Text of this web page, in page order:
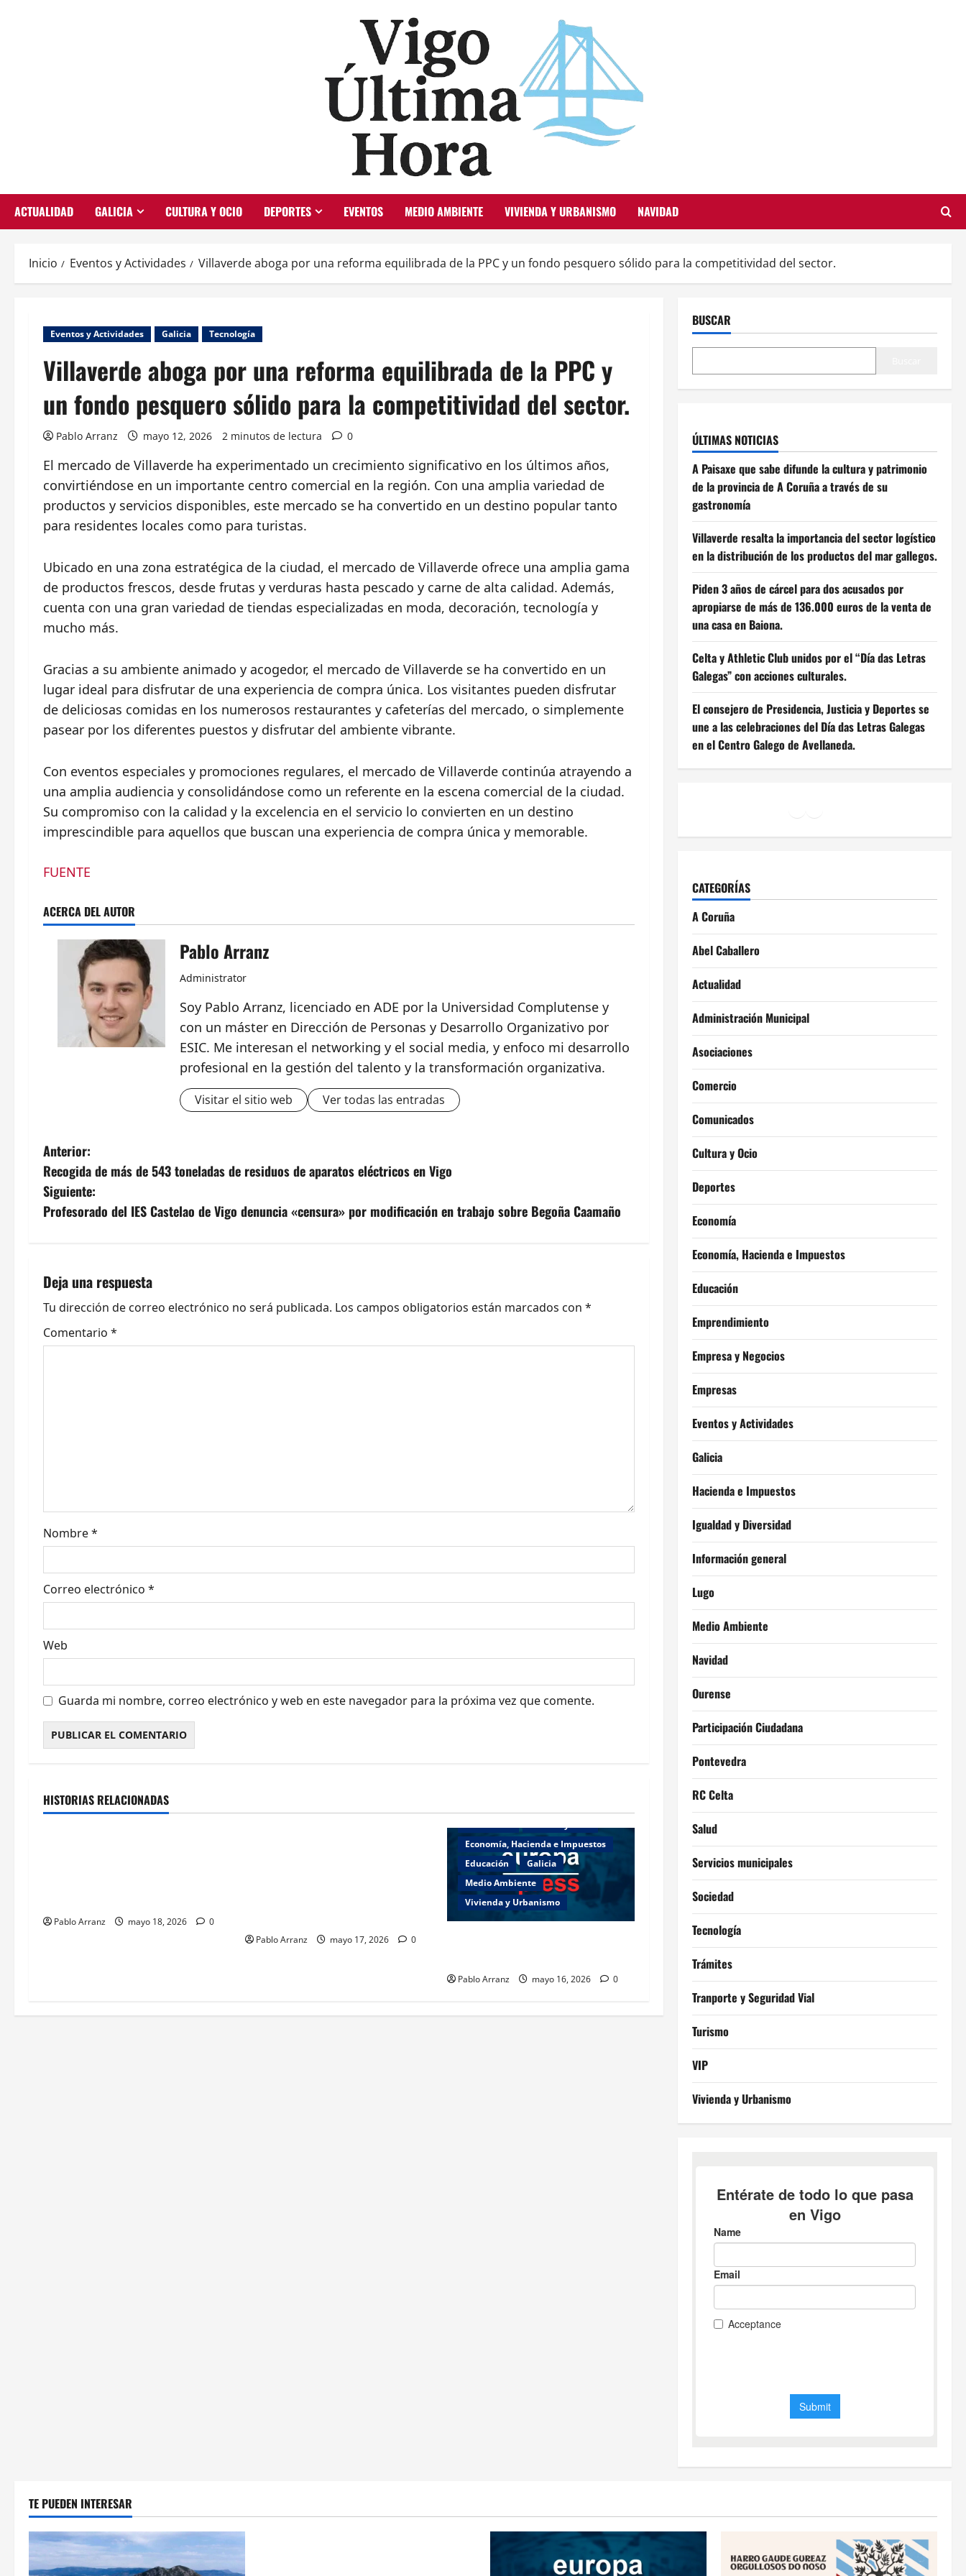
ACTUALIDAD GALICIA CULTURA Y OCIO DEPORTES EVENTOS MEDIO AMBIENTE VIVIENDA Y URBANISMO NAVIDAD
Inicio Eventos y Actividades Villaverde aboga por una reforma equilibrada de la PPC y un fondo pesquero sólido para la competitividad del sector.
Eventos y Actividades Galicia Tecnología
Villaverde aboga por una reforma equilibrada de la PPC y
un fondo pesquero sólido para la competitividad del sector.
Pablo Arranz mayo 12, 2026 2 minutos de lectura 0
El mercado de Villaverde ha experimentado un crecimiento significativo en los últimos años,
convirtiéndose en un importante centro comercial en la región. Con una amplia variedad de
productos y servicios disponibles, este mercado se ha convertido en un destino popular tanto
para residentes locales como para turistas.
Ubicado en una zona estratégica de la ciudad, el mercado de Villaverde ofrece una amplia gama
de productos frescos, desde frutas y verduras hasta pescado y carne de alta calidad. Además,
cuenta con una gran variedad de tiendas especializadas en moda, decoración, tecnología y
mucho más.
Gracias a su ambiente animado y acogedor, el mercado de Villaverde se ha convertido en un
lugar ideal para disfrutar de una experiencia de compra única. Los visitantes pueden disfrutar
de deliciosas comidas en los numerosos restaurantes y cafeterías del mercado, o simplemente
pasear por los diferentes puestos y disfrutar del ambiente vibrante.
Con eventos especiales y promociones regulares, el mercado de Villaverde continúa atrayendo a
una amplia audiencia y consolidándose como un referente en la escena comercial de la ciudad.
Su compromiso con la calidad y la excelencia en el servicio lo convierten en un destino
imprescindible para aquellos que buscan una experiencia de compra única y memorable.
FUENTE
ACERCA DEL AUTOR
Pablo Arranz
Administrator
Soy Pablo Arranz, licenciado en ADE por la Universidad Complutense y
con un máster en Dirección de Personas y Desarrollo Organizativo por
ESIC. Me interesan el networking y el social media, y enfoco mi desarrollo
profesional en la gestión del talento y la transformación organizativa.
Visitar el sitio web Ver todas las entradas
N
a
v
g
a
c
e
n
t
r
a
d
a
s
Anterior:
Recogida de más de 543 toneladas de residuos de aparatos eléctricos en Vigo
Siguiente:
Profesorado del IES Castelao de Vigo denuncia «censura» por modificación en trabajo sobre Begoña Caamaño
Deja una respuesta
Tu dirección de correo electrónico no será publicada. Los campos obligatorios están marcados con *
Comentario *
Nombre*
Correo electrónico *
Web
Guarda mi nombre, correo electrónico y web en este navegador para la próxima vez que comente.
HISTORIAS RELACIONADAS
Ourense
Pablo Arranz mayo 18, 2026 0
Pablo Arranz mayo 17, 2026 0
Actualidad
Cultura y Ocio
Economía, Hacienda e Impuestos
Educación
Galicia
Medio Ambiente
Vivienda y Urbanismo
Pablo Arranz mayo 16, 2026 0
BUSCAR
ÚLTIMAS NOTICIAS
A Paisaxe que sabe difunde la cultura y patrimonio
de la provincia de A Coruña a través de su
gastronomía
Villaverde resalta la importancia del sector logístico
en la distribución de los productos del mar gallegos.
Piden 3 años de cárcel para dos acusados por
apropiarse de más de 136.000 euros de la venta de
una casa en Baiona.
Celta y Athletic Club unidos por el “Día das Letras
Galegas” con acciones culturales.
El consejero de Presidencia, Justicia y Deportes se
une a las celebraciones del Día das Letras Galegas
en el Centro Galego de Avellaneda.
CATEGORÍAS
A Coruña
Abel Caballero
Actualidad
Administración Municipal
Asociaciones
Comercio
Comunicados
Cultura y Ocio
Deportes
Economía
Economía, Hacienda e Impuestos
Educación
Emprendimiento
Empresa y Negocios
Empresas
Eventos y Actividades
Galicia
Hacienda e Impuestos
Igualdad y Diversidad
Información general
Lugo
Medio Ambiente
Navidad
Ourense
Participación Ciudadana
Pontevedra
RC Celta
Salud
Servicios municipales
Sociedad
Tecnología
Trámites
Tranporte y Seguridad Vial
Turismo
VIP
Vivienda y Urbanismo
TE PUEDEN INTERESAR